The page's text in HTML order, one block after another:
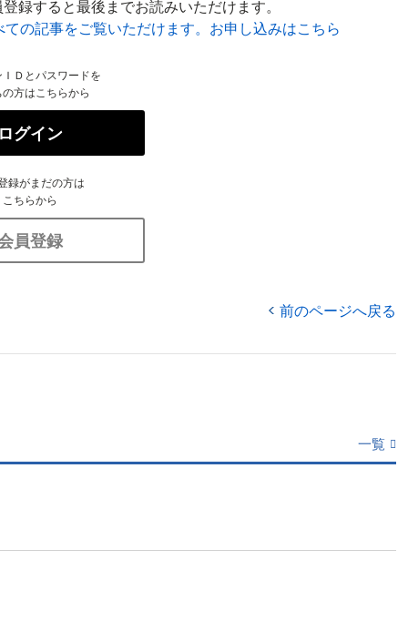
録すると最後までお読みいただけます。
の記事をご覧いただけます。お申し込みはこちら
ＩＤとパスワードを
の方はこちらから
ログイン
録がまだの方は
こちらから
員登録
前のページへ戻る
一覧